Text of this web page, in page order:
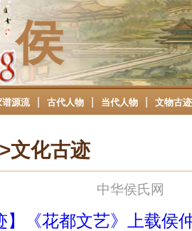
侯
谱源流 古代人物 当代人物 文物古迹
文化古迹
中华侯氏网
】《花都文艺》上载侯